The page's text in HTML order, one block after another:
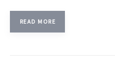
READ MORE